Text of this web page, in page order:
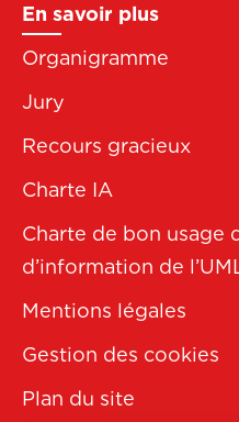
En savoir plus
Organigramme
Jury
Recours gracieux
Charte IA
Charte de bon usage
d’information de
Mentions légales
Gestion des cookies
Plan du site